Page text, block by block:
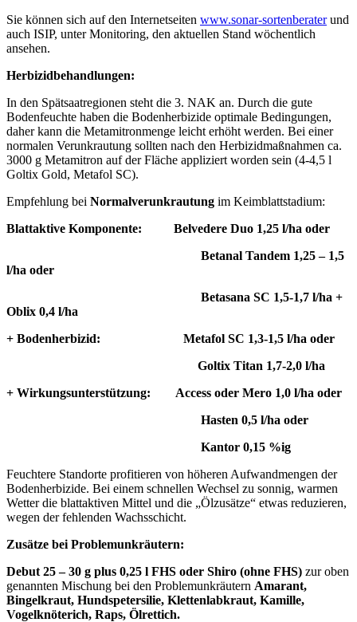
Sie können sich auf den Internetseiten www.sonar-sortenberaterund
auch ISIP, unter Monitoring, den aktuellen Stand wöchentlich
ansehen.
Herbizidbehandlungen:
In den Spätsaatregionen steht die 3. NAK an. Durch die gute
Bodenfeuchte haben die Bodenherbizide optimale Bedingungen,
daher kann die Metamitronmenge leicht erhöht werden. Bei einer
normalen Verunkrautung sollten nach den Herbizidmaßnahmen ca.
3000 g Metamitron auf der Fläche appliziert worden sein (4-4,5 l
Goltix Gold, Metafol SC).
Empfehlung bei Normalverunkrautung im Keimblattstadium:
Blattaktive Komponente: Belvedere Duo 1,25 l/ha oder
Betanal Tandem 1,25 – 1,5
l/ha oder
Betasana SC 1,5-1,7 l/ha +
Oblix 0,4 l/ha
+ Bodenherbizid: Metafol SC 1,3-1,5 l/ha oder
Goltix Titan 1,7-2,0 l/ha
+ Wirkungsunterstützung: Access oder Mero 1,0 l/ha oder
Hasten 0,5 l/ha oder
Kantor 0,15 %ig
Feuchtere Standorte profitieren von höheren Aufwandmengen der
Bodenherbizide. Bei einem schnellen Wechsel zu sonnig, warmen
Wetter die blattaktiven Mittel und die „Ölzusätze“ etwas reduzieren,
wegen der fehlenden Wachsschicht.
Zusätze bei Problemunkräutern:
Debut 25 – 30 g plus 0,25 l FHS oder Shiro (ohne FHS) zur oben
genannten Mischung bei den Problemunkräutern Amarant,
Bingelkraut, Hundspetersilie, Klettenlabkraut, Kamille,
Vogelknöterich, Raps, Ölrettich.